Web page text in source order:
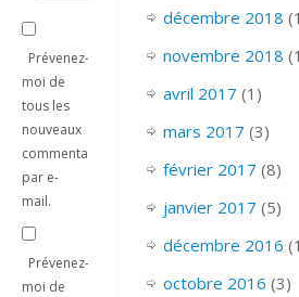
Prévenez-
moi de
tous les
nouveaux
commentaires
par e-
mail.
Prévenez-
moi de
décembre 2018
novembre 2018
avril 2017 (1)
mars 2017 (3)
février 2017 (8)
janvier 2017 (5)
décembre 2016
octobre 2016 (3)